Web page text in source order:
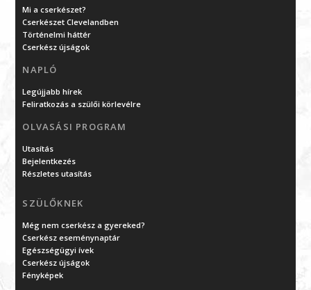
Mi a cserkészet?
Cserkészet Clevelandben
Történelmi háttér
Cserkész újságok
NAPLÓ
Legújjabb hírek
Feliratkozás a szülői körlevélre
OLVASÁSI PROGRAM
Utasítás
Bejelentkezés
Részletes utasítás
SZÜLŐKNEK
Még nem cserkész a gyereked?
Cserkész eseménynaptár
Egészségügyi ívek
Cserkész újságok
Fényképek